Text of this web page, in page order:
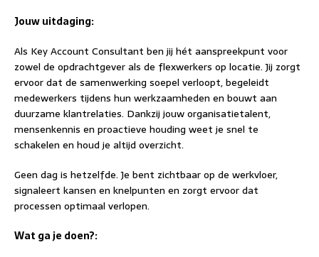
Jouw uitdaging:
Als Key Account Consultant ben jij hét aanspreekpunt voor
zowel de opdrachtgever als de flexwerkers op locatie. Jij zorgt
ervoor dat de samenwerking soepel verloopt, begeleidt
medewerkers tijdens hun werkzaamheden en bouwt aan
duurzame klantrelaties. Dankzij jouw organisatietalent,
mensenkennis en proactieve houding weet je snel te
schakelen en houd je altijd overzicht.
Geen dag is hetzelfde. Je bent zichtbaar op de werkvloer,
signaleert kansen en knelpunten en zorgt ervoor dat
processen optimaal verlopen.
Wat ga je doen?: